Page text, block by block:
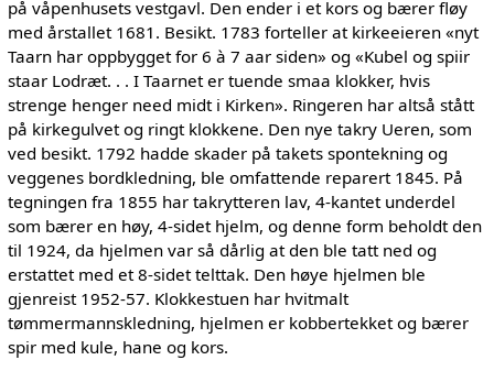
på våpenhusets vestgavl. Den ender i et kors og bærer fløy
med årstallet 1681. Besikt. 1783 forteller at kirkeeieren «nyt
Taarn har oppbygget for 6 à 7 aar siden» og «Kubel og spiir
staar Lodræt. . . I Taarnet er tuende smaa klokker, hvis
strenge henger need midt i Kirken». Ringeren har altså stått
på kirkegulvet og ringt klokkene. Den nye takry Ueren, som
ved besikt. 1792 hadde skader på takets spontekning og
veggenes bordkledning, ble omfattende reparert 1845. På
tegningen fra 1855 har takrytteren lav, 4-kantet underdel
som bærer en høy, 4-sidet hjelm, og denne form beholdt den
til 1924, da hjelmen var så dårlig at den ble tatt ned og
erstattet med et 8-sidet telttak. Den høye hjelmen ble
gjenreist 1952-57. Klokkestuen har hvitmalt
tømmermannskledning, hjelmen er kobbertekket og bærer
spir med kule, hane og kors.